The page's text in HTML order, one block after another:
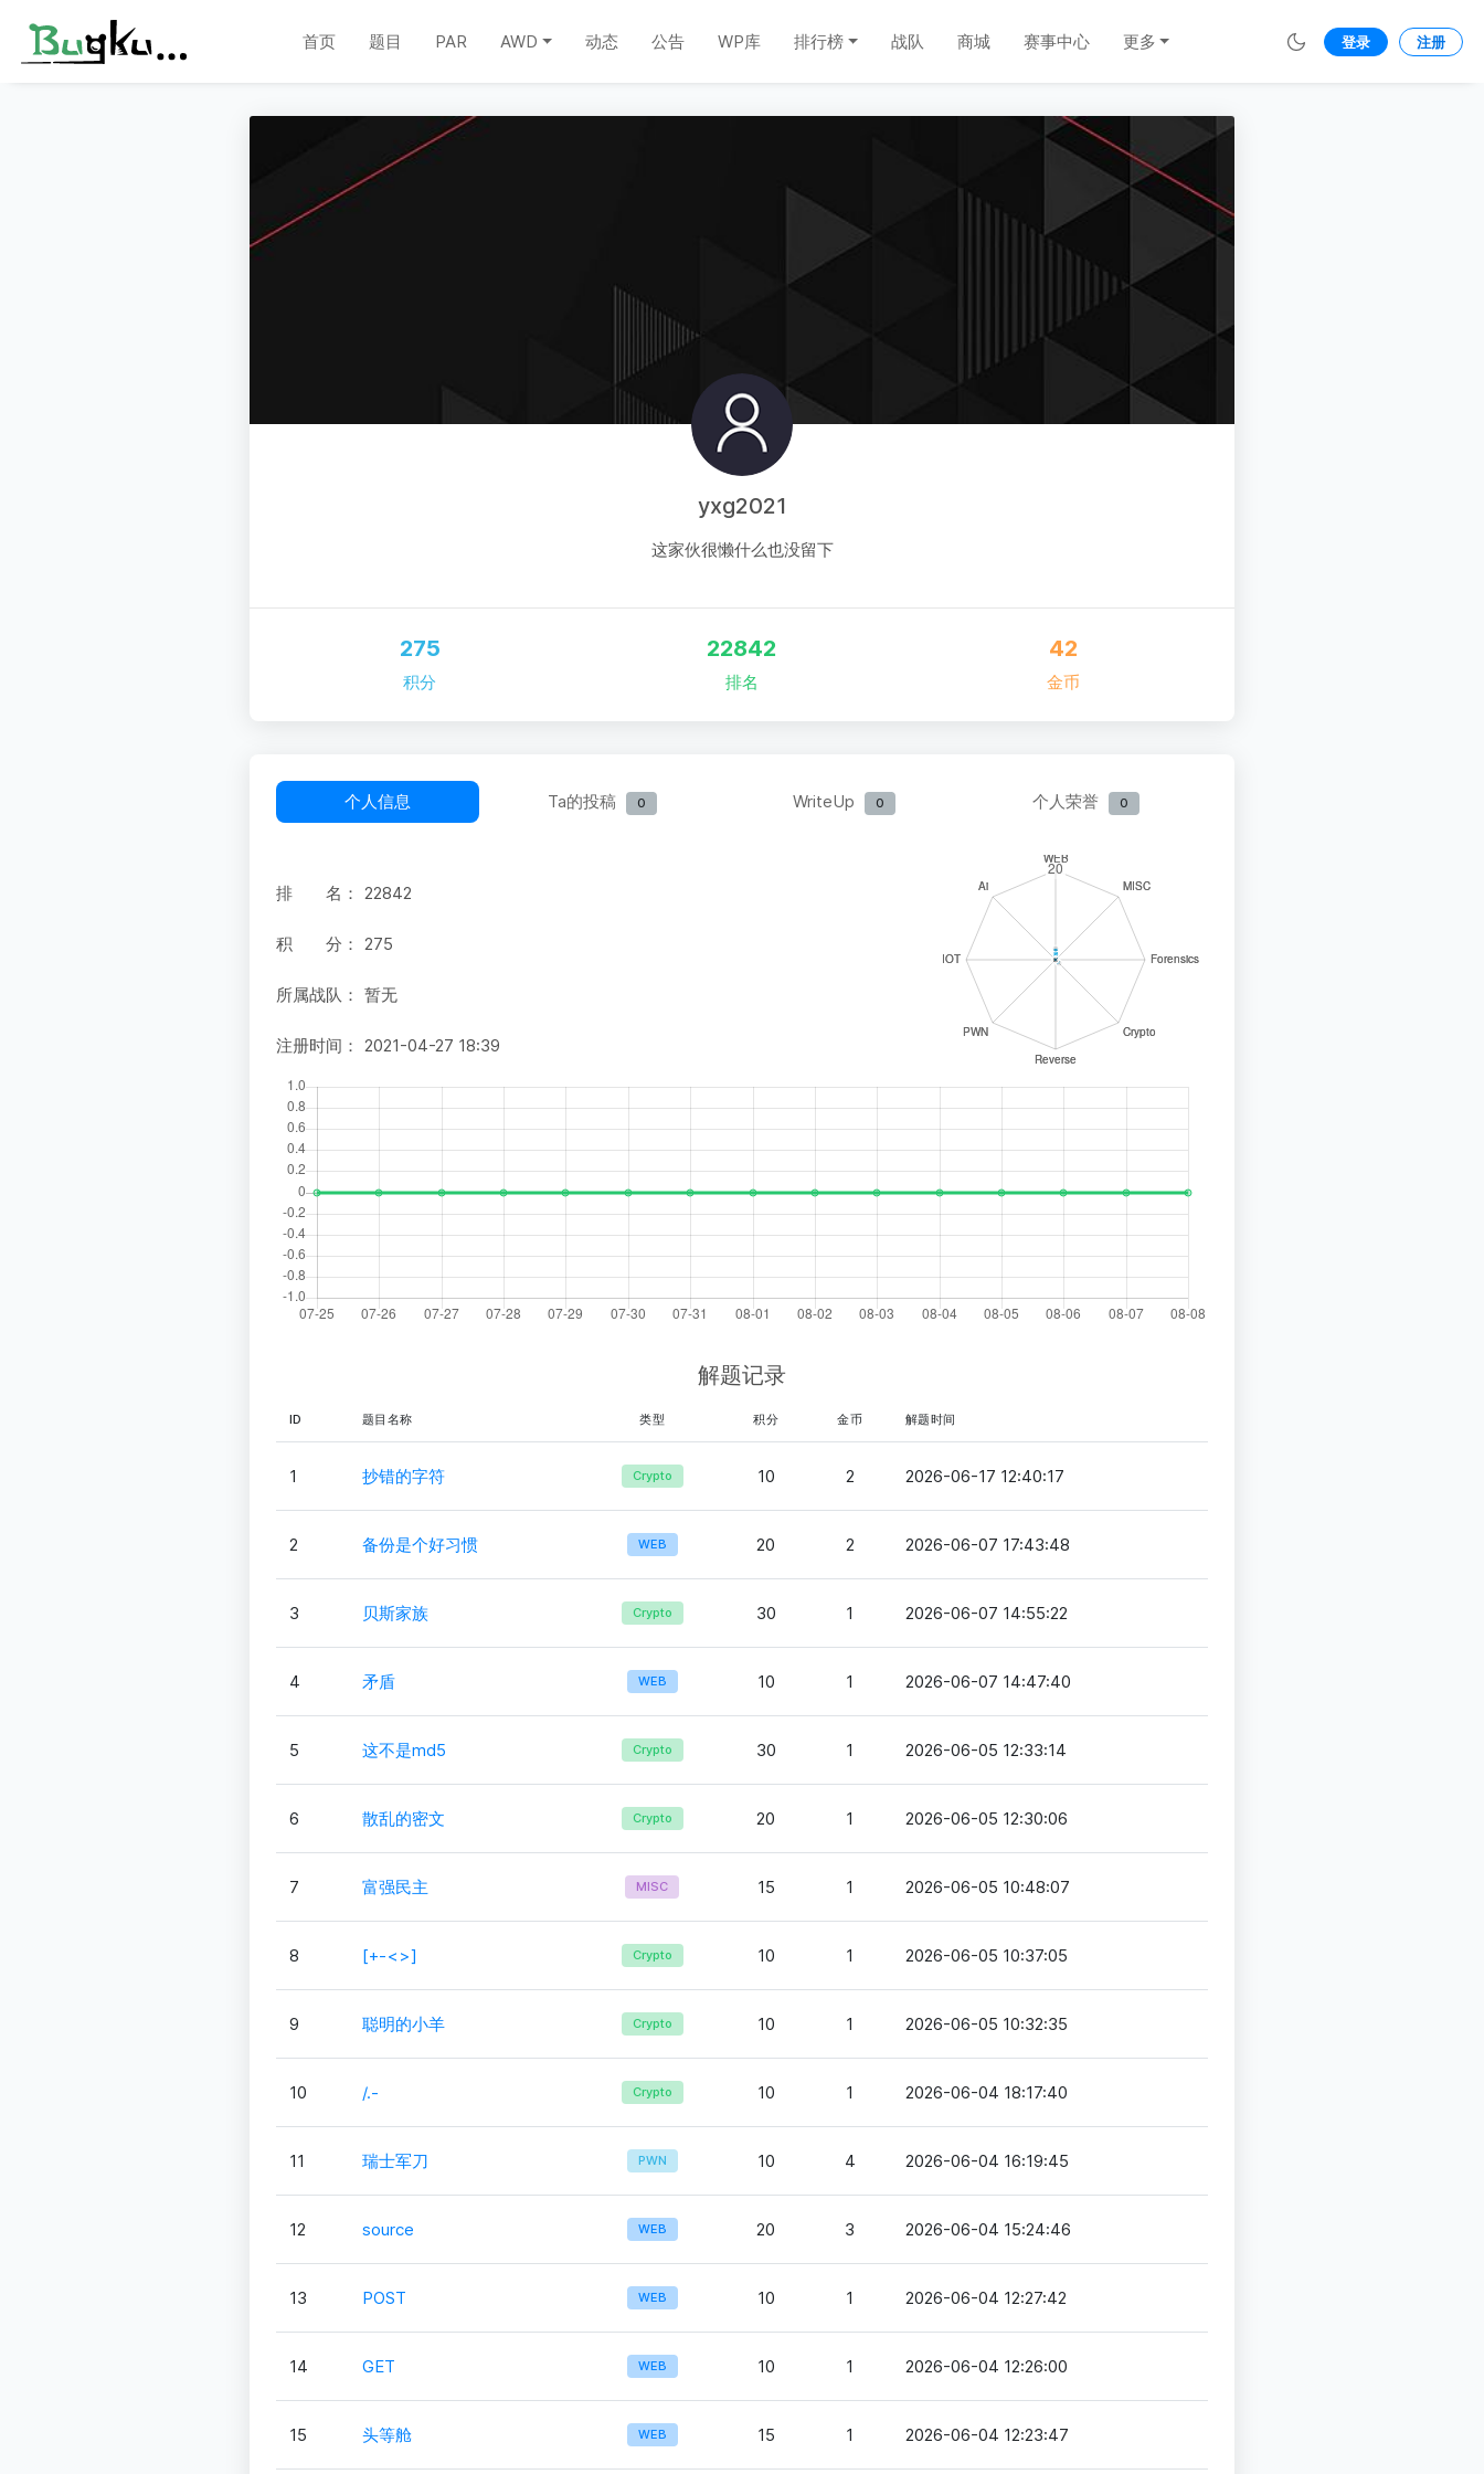
首页 题目 PAR AWD 动态 公告 WP库 排行榜 战队 商城 赛事中心 更多 登录 注册
yxg2021
这家伙很懒什么也没留下
275
积分
22842
排名
42
金币
个人信息 Ta的投稿 0 WriteUp 0 个人荣誉 0
排 名： 22842
积 分： 275
所属战队： 暂无
注册时间： 2021-04-27 18:39
解题记录
ID 题目名称 类型 积分 金币 解题时间
1 抄错的字符 Crypto 10 2 2026-06-17 12:40:17
2 备份是个好习惯 WEB 20 2 2026-06-07 17:43:48
3 贝斯家族 Crypto 30 1 2026-06-07 14:55:22
4 矛盾 WEB 10 1 2026-06-07 14:47:40
5 这不是md5 Crypto 30 1 2026-06-05 12:33:14
6 散乱的密文 Crypto 20 1 2026-06-05 12:30:06
7 富强民主 MISC 15 1 2026-06-05 10:48:07
8 [+-<>] Crypto 10 1 2026-06-05 10:37:05
9 聪明的小羊 Crypto 10 1 2026-06-05 10:32:35
10 /.- Crypto 10 1 2026-06-04 18:17:40
11 瑞士军刀 PWN 10 4 2026-06-04 16:19:45
12 source WEB 20 3 2026-06-04 15:24:46
13 POST WEB 10 1 2026-06-04 12:27:42
14 GET WEB 10 1 2026-06-04 12:26:00
15 头等舱 WEB 15 1 2026-06-04 12:23:47